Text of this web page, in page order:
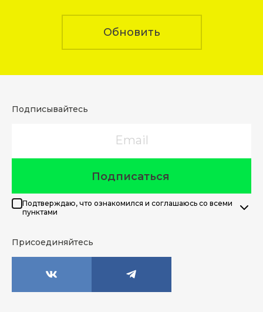
Обновить
Подписывайтесь
Подписаться
Подтверждаю, что ознакомился и соглашаюсь со всеми
пунктами
Присоединяйтесь